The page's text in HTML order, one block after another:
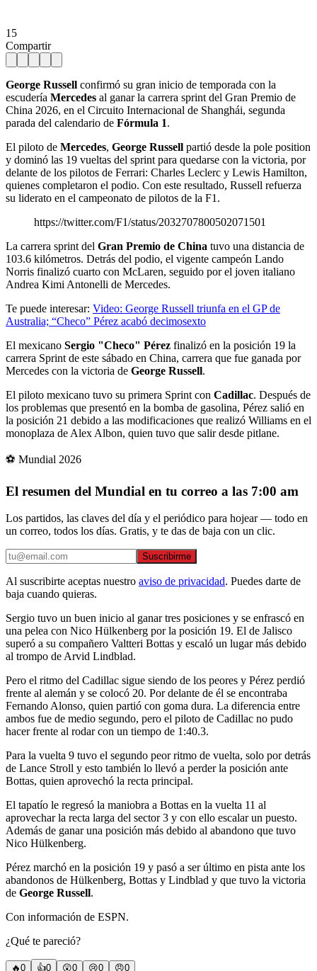
15
Compartir
George Russell confirmó su gran inicio de temporada con la
escudería Mercedes al ganar la carrera sprint del Gran Premio de
China 2026, en el Circuito Internacional de Shanghái, segunda
parada del calendario de Fórmula 1.
El piloto de Mercedes, George Russell partió desde la pole position
y dominó las 19 vueltas del sprint para quedarse con la victoria, por
delante de los pilotos de Ferrari: Charles Leclerc y Lewis Hamilton,
quienes completaron el podio. Con este resultado, Russell refuerza
su liderato en el campeonato de pilotos de la F1.
https://twitter.com/F1/status/2032707800502071501
La carrera sprint del Gran Premio de China tuvo una distancia de
103.6 kilómetros. Detrás del podio, el vigente campeón Lando
Norris finalizó cuarto con McLaren, seguido por el joven italiano
Andrea Kimi Antonelli de Mercedes.
Te puede interesar: Video: George Russell triunfa en el GP de
Australia; “Checo” Pérez acabó decimosexto
El mexicano Sergio "Checo" Pérez finalizó en la posición 19 la
carrera Sprint de este sábado en China, carrera que fue ganada por
Mercedes con la victoria de George Russell.
El piloto mexicano tuvo su primera Sprint con Cadillac. Después de
los problemas que presentó en la bomba de gasolina, Pérez salió en
la posición 21 debido a las modificaciones que realizó Williams en el
monoplaza de Alex Albon, quien tuvo que salir desde pitlane.
⚽ Mundial 2026
El resumen del Mundial en tu correo a las 7:00 am
Los partidos, las claves del día y el periódico para hojear — todo en
un correo, todos los días. Gratis, y te das de baja con un clic.
Suscribirme
Al suscribirte aceptas nuestro aviso de privacidad. Puedes darte de
baja cuando quieras.
Sergio tuvo un buen inicio al ganar tres posiciones y se enfrascó en
una pelea con Nico Hülkenberg por la posición 19. El de Jalisco
superó a su compañero Valtteri Bottas y escaló un lugar más debido
al trompo de Arvid Lindblad.
Pero el ritmo del Cadillac sigue siendo de los peores y Pérez perdió
frente al alemán y se colocó 20. Por delante de él se encontraba
Fernando Alonso, quien partió con goma dura. La diferencia entre
ambos fue de medio segundo, pero el piloto de Cadillac no pudo
hacer frente al rodar con un tiempo de 1:40.3.
Para la vuelta 9 tuvo el segundo peor ritmo de vuelta, solo por detrás
de Lance Stroll y esto también lo llevó a perder la posición ante
Bottas, quien aprovechó la recta principal.
El tapatío le regresó la maniobra a Bottas en la vuelta 11 al
aprovechar la recta larga del sector 3 y con ello escalar un puesto.
Además de ganar una posición más debido al abandono que tuvo
Nico Hülkenberg.
Pérez marchó en la posición 19 y pasó a ser último en pista ante los
abandonos de Hülkenberg, Bottas y Lindblad y que tuvo la victoria
de George Russell.
Con información de ESPN.
¿Qué te pareció?
🔥0 👍0 😲0 😢0 😠0